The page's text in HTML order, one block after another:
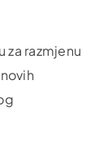
razmjenu